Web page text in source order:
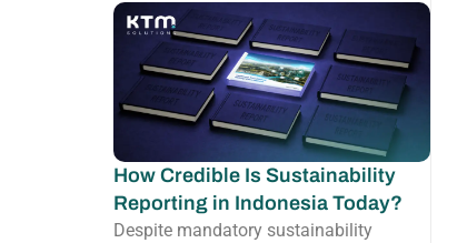
How Credible Is Sustainability
Reporting in Indonesia Today?
Despite mandatory sustainability